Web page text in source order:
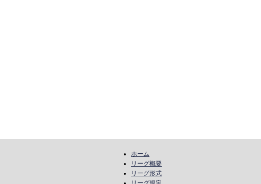
ホーム
リーグ概要
リーグ形式